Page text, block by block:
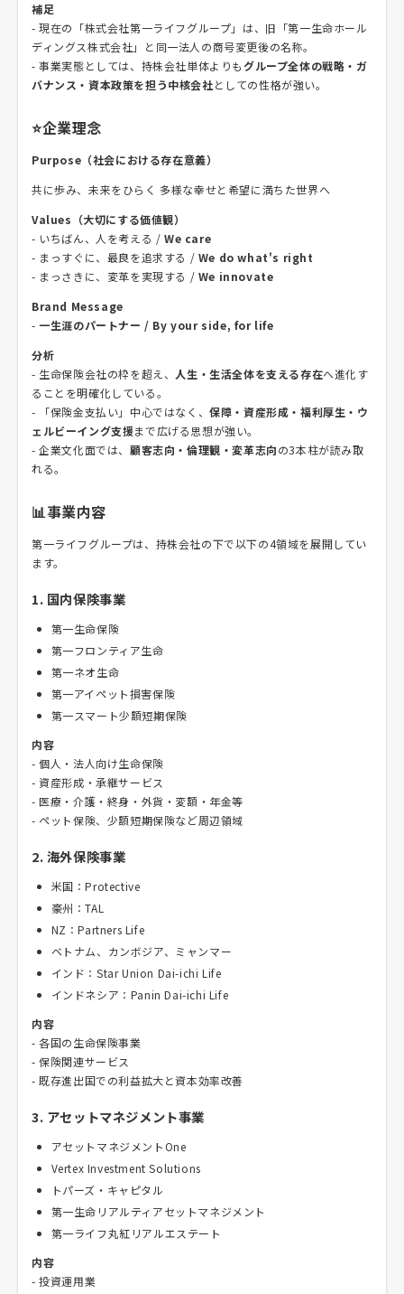
補足
- 現在の「株式会社第一ライフグループ」は、旧「第一生命ホール
ディングス株式会社」と同一法人の商号変更後の名称。
- 事業実態としては、持株会社単体よりもグループ全体の戦略・ガ
バナンス・資本政策を担う中核会社としての性格が強い。
⭐企業理念
Purpose（社会における存在意義）
共に歩み、未来をひらく 多様な幸せと希望に満ちた世界へ
Values（大切にする価値観）
- いちばん、人を考える / We care
- まっすぐに、最良を追求する / We do what's right
- まっさきに、変革を実現する / We innovate
Brand Message
- 一生涯のパートナー / By your side, for life
分析
- 生命保険会社の枠を超え、 人生・生活全体を支える存在へ進化す
ることを明確化している。
- 「保険金支払い」中心ではなく、保障・資産形成・福利厚生・ウ
ェルビーイング支援まで広げる思想が強い。
- 企業文化面では、 顧客志向・倫理観・変革志向の3本柱が読み取
れる。
📊事業内容
第一ライフグループは、持株会社の下で以下の4領域を展開してい
ます。
1. 国内保険事業
第一生命保険
第一フロンティア生命
第一ネオ生命
第一アイペット損害保険
第一スマート少額短期保険
内容
- 個人・法人向け生命保険
- 資産形成・承継サービス
- 医療・介護・終身・外貨・変額・年金等
- ペット保険、少額短期保険など周辺領域
2. 海外保険事業
米国：Protective
豪州：TAL
NZ：Partners Life
ベトナム、カンボジア、ミャンマー
インド：Star Union Dai-ichi Life
インドネシア：Panin Dai-ichi Life
内容
- 各国の生命保険事業
- 保険関連サービス
- 既存進出国での利益拡大と資本効率改善
3. アセットマネジメント事業
アセットマネジメントOne
Vertex Investment Solutions
トパーズ・キャピタル
第一生命リアルティアセットマネジメント
第一ライフ丸紅リアルエステート
内容
- 投資運用業